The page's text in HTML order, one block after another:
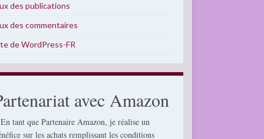
des publications
des commentaires
de WordPress-FR
avec Amazon
tant que Partenaire Amazon, je réalise un
sur les achats remplissant les conditions